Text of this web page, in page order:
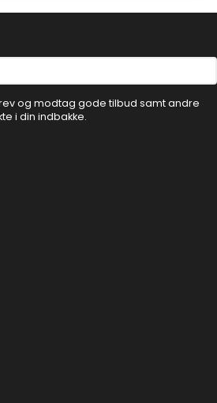
og modtag gode tilbud samt andre
i din indbakke.